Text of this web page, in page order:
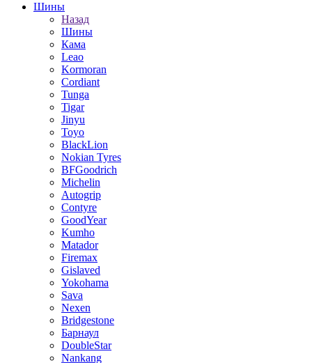
Шины
Назад
Шины
Кама
Leao
Kormoran
Cordiant
Tunga
Tigar
Jinyu
Toyo
BlackLion
Nokian Tyres
BFGoodrich
Michelin
Autogrip
Contyre
GoodYear
Kumho
Matador
Firemax
Gislaved
Yokohama
Sava
Nexen
Bridgestone
Барнаул
DoubleStar
Nankang